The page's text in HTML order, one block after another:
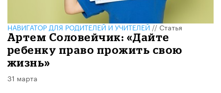
НАВИГАТОР ДЛЯ РОДИТЕЛЕЙ И УЧИТЕЛЕЙ//Статья
Артем Соловейчик: «Дайте
ребенку право прожить свою
жизнь»
31 марта